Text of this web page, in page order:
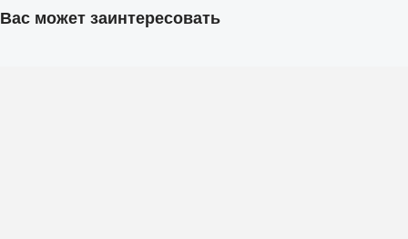
Вас может заинтересовать